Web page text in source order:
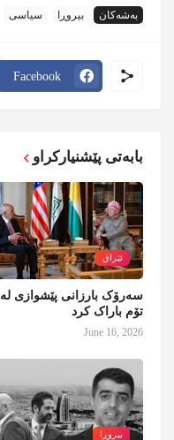
بەشەکان بیروڕا سیاسی
Facebook
بابەتی پێشنیارکراو
ئێراق
سەرۆک بارزانی پێشوازی لە
تۆم باراک کرد
June 16, 2026
بیروڕا